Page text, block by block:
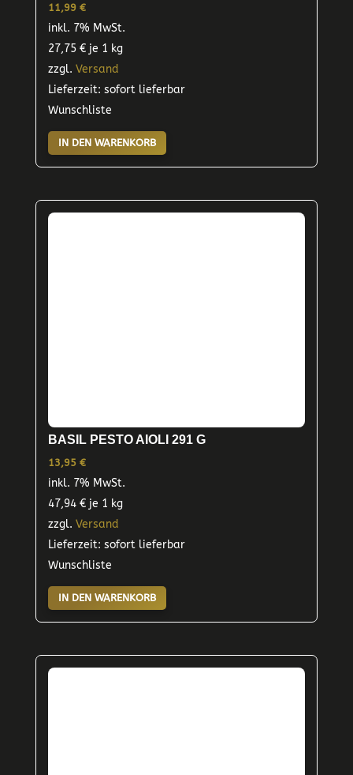
11,99 €
inkl. 7% MwSt.
27,75 €je 1 kg
zzgl. Versand
Lieferzeit: sofort lieferbar
Wunschliste
IN DEN WARENKORB
BASIL PESTO AIOLI 291 G
13,95 €
inkl. 7% MwSt.
47,94 €je 1 kg
zzgl. Versand
Lieferzeit: sofort lieferbar
Wunschliste
IN DEN WARENKORB